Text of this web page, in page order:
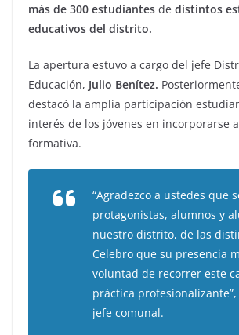
más de 300 estudiantes de distintos
educativos del distrito.
La apertura estuvo a cargo del jefe
Educación, Julio Benítez.
destacó la amplia participación
interés de los jóvenes en incorporarse
formativa.
“Agradezco a ustedes que
protagonistas, alumnos y
nuestro distrito, de las
Celebro que su presencia
voluntad de recorrer este
práctica
jefe comunal.